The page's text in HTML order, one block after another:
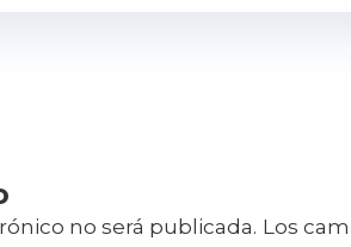
no será publicada. Los